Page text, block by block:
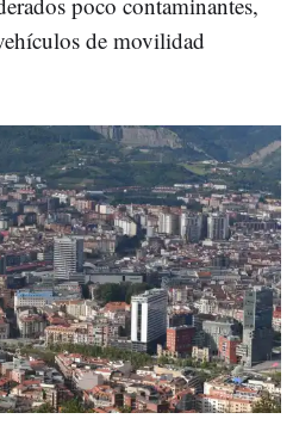
de movilidad